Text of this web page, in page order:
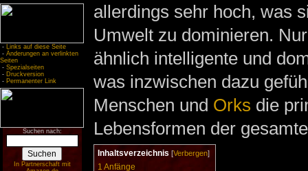
- Links auf diese Seite
- Änderungen an verlinkten
Seiten
- Spezialseiten
- Druckversion
- Permanenter Link
Suchen nach:
In Partnerschaft mit
allerdings sehr hoch, was
Umwelt zu dominieren.
ähnlich intelligente und
was inzwischen dazu
Menschen und Orks die
Lebensformen der
Inhaltsverzeichnis [Verbergen]
1 Anfänge